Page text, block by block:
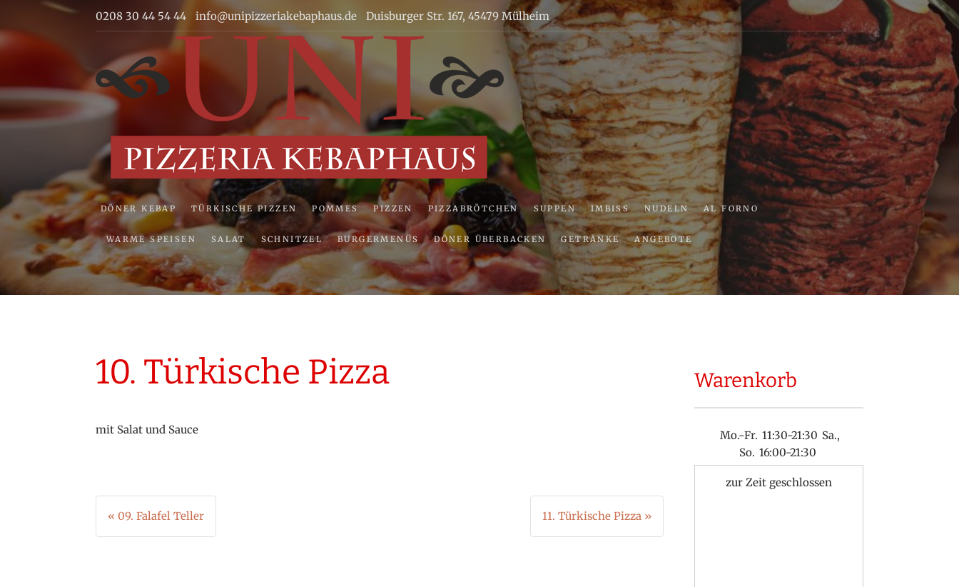
0208 30 44 54 44 info@unipizzeriakebaphaus.de Duisburger Str. 167, 45479 Mülheim
Uni Pizzeria
DÖNER KEBAP TÜRKISCHE PIZZEN POMMES PIZZEN PIZZABRÖTCHEN SUPPEN IMBISS NUDELN AL FORNO
WARME SPEISEN SALAT SCHNITZEL BURGERMENÜS DÖNER ÜBERBACKEN GETRÄNKE ANGEBOTE
10. Türkische Pizza
mit Salat und Sauce
Beitragsnavigation
« 09. Falafel Teller 11. Türkische Pizza »
Warenkorb
Mo.-Fr. 11:30-21:30 Sa.,
So. 16:00-21:30
zur Zeit geschlossen